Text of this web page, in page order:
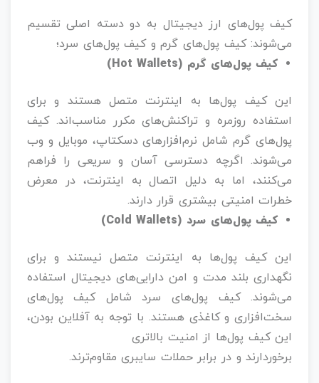
کیف پول‌های ارز دیجیتال به دو دسته اصلی تقسیم
می‌شوند: کیف پول‌های گرم و کیف پول‌های سرد؛
کیف پول‌های گرم (Hot Wallets)
این کیف پول‌ها به اینترنت متصل هستند و برای
استفاده روزمره و تراکنش‌های مکرر مناسب‌اند. کیف
پول‌های گرم شامل نرم‌افزارهای دسکتاپ، موبایل و وب
می‌شوند. اگرچه دسترسی آسان و سریعی را فراهم
می‌کنند، اما به دلیل اتصال به اینترنت، در معرض
خطرات امنیتی بیشتری قرار دارند.
کیف پول‌های سرد (Cold Wallets)
این کیف پول‌ها به اینترنت متصل نیستند و برای
نگهداری بلند مدت و امن دارایی‌های دیجیتال استفاده
می‌شوند. کیف پول‌های سرد شامل کیف پول‌های
سخت‌افزاری و کاغذی هستند. با توجه به آفلاین بودن،
این کیف پول‌ها از امنیت بالاتری
برخوردارند و در برابر حملات سایبری مقاوم‌ترند.